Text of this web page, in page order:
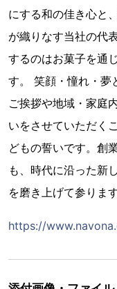
にする和の佳き心と
が織りなす当社の代
するのはお菓子を通
す。 笑顔・憧れ・夢
ご挨拶や地域・家庭
いをさせていただく
どもの誓いです。創
も、時代に沿った新
を磨き上げて参ります
https://